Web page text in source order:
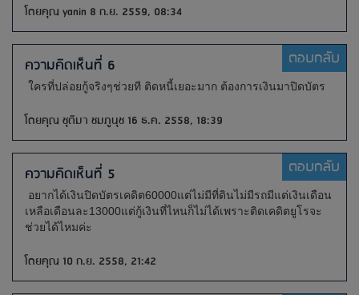
โดยคุณ yanin 8 ก.ย. 2559, 08:34
ความคิดเห็นที่ 6 ตอบกลับ
ใครที่ปล่อยกู้จริงๆช่วยที ติดหนี้เยอะมาก ต้องการเงินมาปิดบัตร
โดยคุณ ชุติมา ชมภูนุช 16 ธ.ค. 2558, 18:39
ความคิดเห็นที่ 5 ตอบกลับ
อยากได้เงินปิดบัตรเคดิต60000แต่ไม่มีที่ดินไม่มีรถมีแต่เงินเดือน
เหลือเดือนละ13000แต่กู้เงินที่ไหนก็ไม่ได้เพราะติดเคดิตยูโรจะ
ช่วยได้ไหมค่ะ
โดยคุณ 10 ก.ย. 2558, 21:42